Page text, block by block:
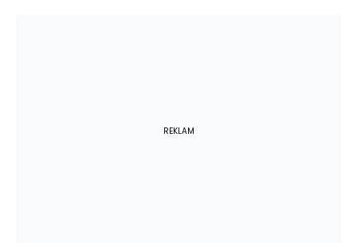
REKLAM